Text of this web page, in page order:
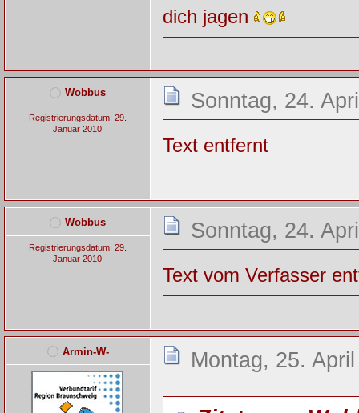
dich jagen
Wobbus
Registrierungsdatum: 29.
Januar 2010
Sonntag, 24.
Text entfernt
Wobbus
Registrierungsdatum: 29.
Januar 2010
Sonntag, 24.
Text vom Verfasser
Armin-W- Montag, 25.